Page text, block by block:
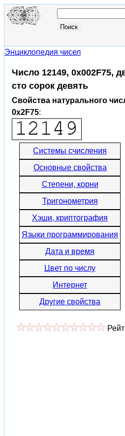
Энциклопедия чисел
Число 12149, 0x002F75,
сто сорок девять
Свойства натурального
0x2F75:
Системы счисления
Основные свойства
Степени, корни
Тригонометрия
Хэши, криптография
Языки программирования
Дата и время
Цвет по числу
Интернет
Другие свойства